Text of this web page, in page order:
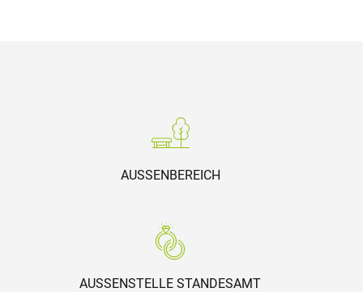
AUSSENBEREICH
AUSSENSTELLE STANDESAMT